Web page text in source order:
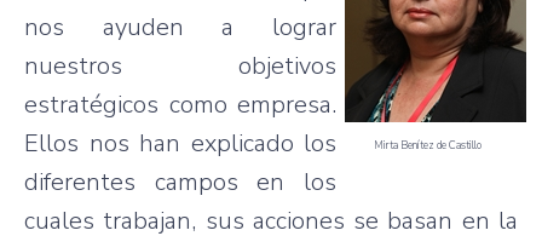
Mirta Benítez de Castillo
nos ayuden a lograr
nuestros objetivos
estratégicos como empresa.
Ellos nos han explicado los
diferentes campos en los
cuales trabajan, sus acciones se basan en la